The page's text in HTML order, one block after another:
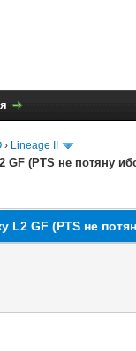
› Lineage II
GF (PTS не потяну
GF (PTS не